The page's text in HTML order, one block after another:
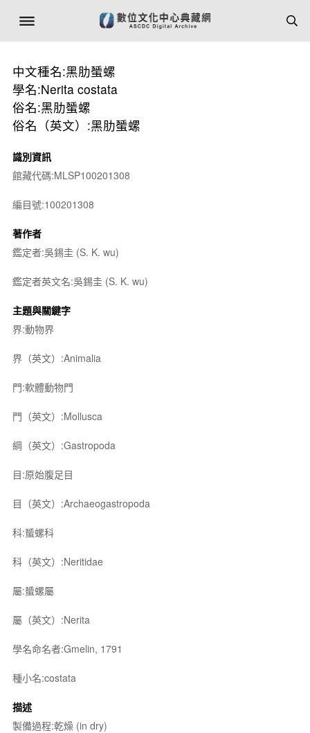
中文種名:黑肋蜑螺
學名:Nerita costata
俗名:黑肋蜑螺
俗名（英文）:黑肋蜑螺
識別資訊
館藏代碼:MLSP100201308
編目號:100201308
著作者
鑑定者:吳錫圭 (S. K. wu)
鑑定者英文名:吳錫圭 (S. K. wu)
主題與關鍵字
界:動物界
界（英文）:Animalia
門:軟體動物門
門（英文）:Mollusca
綱（英文）:Gastropoda
目:原始腹足目
目（英文）:Archaeogastropoda
科:蜑螺科
科（英文）:Neritidae
屬:蜑螺屬
屬（英文）:Nerita
學名命名者:Gmelin, 1791
種小名:costata
描述
製備過程:乾燥 (in dry)